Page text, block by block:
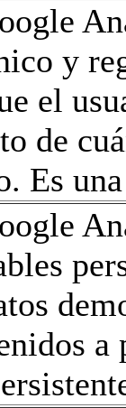
y
el
de
Es
a